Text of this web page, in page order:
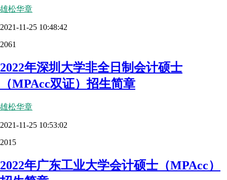
雄松华章
2021-11-25 10:48:42
2061
2022年深圳大学非全日制会计硕士
（MPAcc双证）招生简章
雄松华章
2021-11-25 10:53:02
2015
2022年广东工业大学会计硕士（MPAcc）